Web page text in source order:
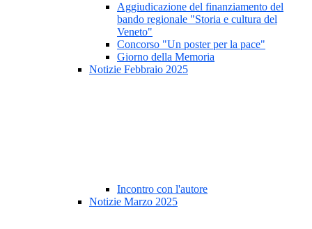
Aggiudicazione del finanziamento del
bando regionale "Storia e cultura del
Veneto"
Concorso "Un poster per la pace"
Giorno della Memoria
Notizie Febbraio 2025
Incontro con l'autore
Notizie Marzo 2025